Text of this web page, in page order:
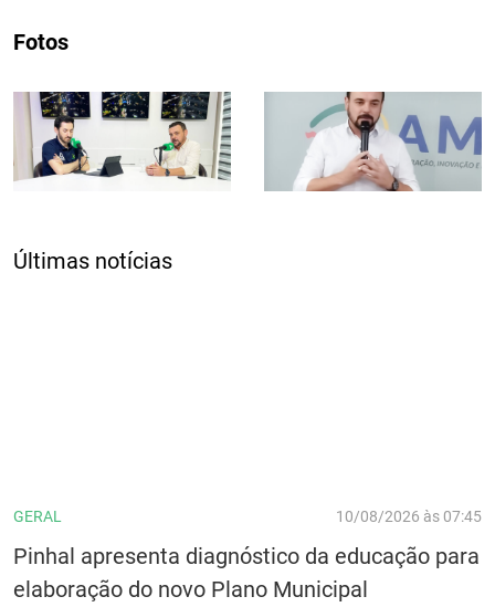
Fotos
Últimas notícias
GERAL 10/08/2026 às 07:45
Pinhal apresenta diagnóstico da educação para
elaboração do novo Plano Municipal